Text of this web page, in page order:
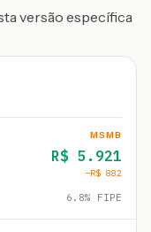
versão específica
MSMB
R$ 5.921
−R$ 882
6.8% FIPE